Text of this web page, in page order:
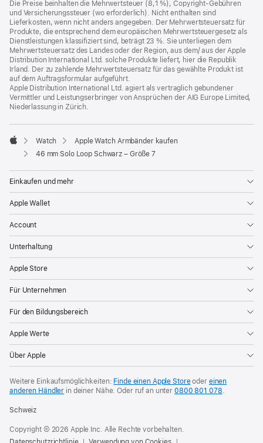
Die Preise beinhalten die Mehrwertsteuer (8,1 %), Copyright-Gebühren
und Versicherungssteuer (wo erforderlich). Nicht enthalten sind
Lieferkosten, wenn nicht anders angegeben. Der Mehrwertsteuersatz für
Produkte, die entsprechend dem europäischen Mehrwertsteuergesetz als
Dienstleistungen klassifiziert sind, beträgt 23 %. Sie unterliegen dem
Mehrwertsteuersatz des Landes oder der Region, aus dem/ aus der Apple
Distribution International Ltd. solche Produkte liefert, hier die Republik
Irland. Der zu zahlende Mehrwertsteuersatz für das gewählte Produkt ist
auf dem Auftragsformular aufgeführt.
Apple Distribution International Ltd. agiert als vertraglich gebundener
Vermittler und Leistungserbringer von Ansprüchen der AIG Europe Limited,
Niederlassung in Zürich.
Apple
Watch
Apple Watch Armbänder kaufen
46 mm Solo Loop Schwarz – Größe 7
Einkaufen und mehr
Apple Wallet
Account
Unterhaltung
Apple Store
Für Unternehmen
Für den Bildungsbereich
Apple Werte
Über Apple
Weitere Einkaufsmöglichkeiten: Finde einen Apple Storeoder einen
anderen Händler in deiner Nähe. Oder ruf an unter0800 801 078
Schweiz
Copyright © 2026 Apple Inc. Alle Rechte vorbehalten.